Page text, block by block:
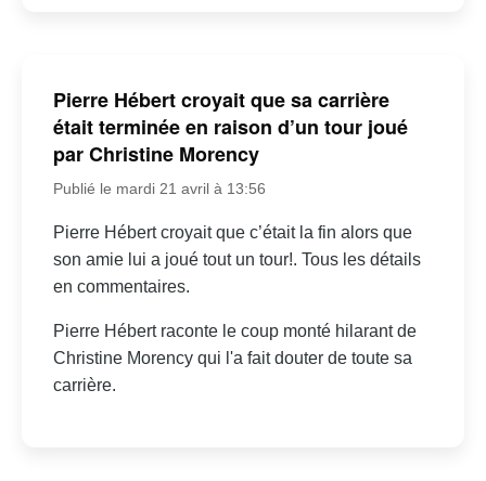
Pierre Hébert croyait que sa carrière
était terminée en raison d’un tour joué
par Christine Morency
Publié le mardi 21 avril à 13:56
Pierre Hébert croyait que c’était la fin alors que
son amie lui a joué tout un tour!. Tous les détails
en commentaires.
Pierre Hébert raconte le coup monté hilarant de
Christine Morency qui l'a fait douter de toute sa
carrière.